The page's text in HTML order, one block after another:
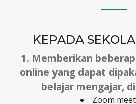
KEPADA
1. Memberikan
online yang dapat
belajar mengajar,
Zoom